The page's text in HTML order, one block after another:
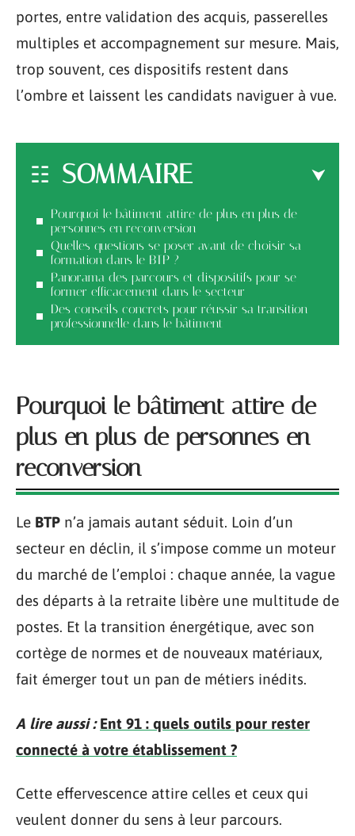
portes, entre validation des acquis, passerelles
multiples et accompagnement sur mesure. Mais,
trop souvent, ces dispositifs restent dans
l’ombre et laissent les candidats naviguer à vue.
SOMMAIRE
Pourquoi le bâtiment attire de plus en plus de
personnes en reconversion
Quelles questions se poser avant de choisir sa
formation dans le BTP ?
Panorama des parcours et dispositifs pour se
former efficacement dans le secteur
Des conseils concrets pour réussir sa transition
professionnelle dans le bâtiment
Pourquoi le bâtiment attire de
plus en plus de personnes en
reconversion
Le BTP n’a jamais autant séduit. Loin d’un
secteur en déclin, il s’impose comme un moteur
du marché de l’emploi : chaque année, la vague
des départs à la retraite libère une multitude de
postes. Et la transition énergétique, avec son
cortège de normes et de nouveaux matériaux,
fait émerger tout un pan de métiers inédits.
A lire aussi : Ent 91 : quels outils pour rester
connecté à votre établissement ?
Cette effervescence attire celles et ceux qui
veulent donner du sens à leur parcours.